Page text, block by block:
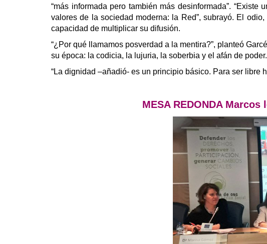
“más informada pero también más desinformada”.
valores de la sociedad moderna: la Red”, subrayó. El
capacidad de multiplicar su difusión.
“¿Por qué llamamos posverdad a la mentira?”, planteó
su época: la codicia, la lujuria, la soberbia y el afán de poder.
“La dignidad –añadió- es un principio básico. Para ser libre
MESA REDONDA